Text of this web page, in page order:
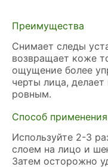
Преимущества
Снимает следы
возвращает коже
ощущение более
черты лица,
ровным.
Способ применения
Используйте 2-3
слоем на лицо и
Затем осторожно